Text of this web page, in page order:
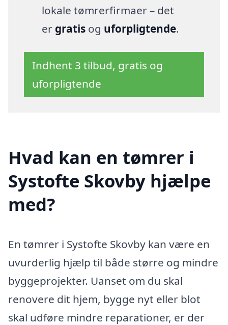
lokale tømrerfirmaer – det
er gratisog uforpligtende.
Indhent 3 tilbud, gratis og
uforpligtende
Hvad kan en tømrer i
Systofte Skovby hjælpe
med?
En tømrer i Systofte Skovby kan være en
uvurderlig hjælp til både større og mindre
byggeprojekter. Uanset om du skal
renovere dit hjem, bygge nyt eller blot
skal udføre mindre reparationer, er der